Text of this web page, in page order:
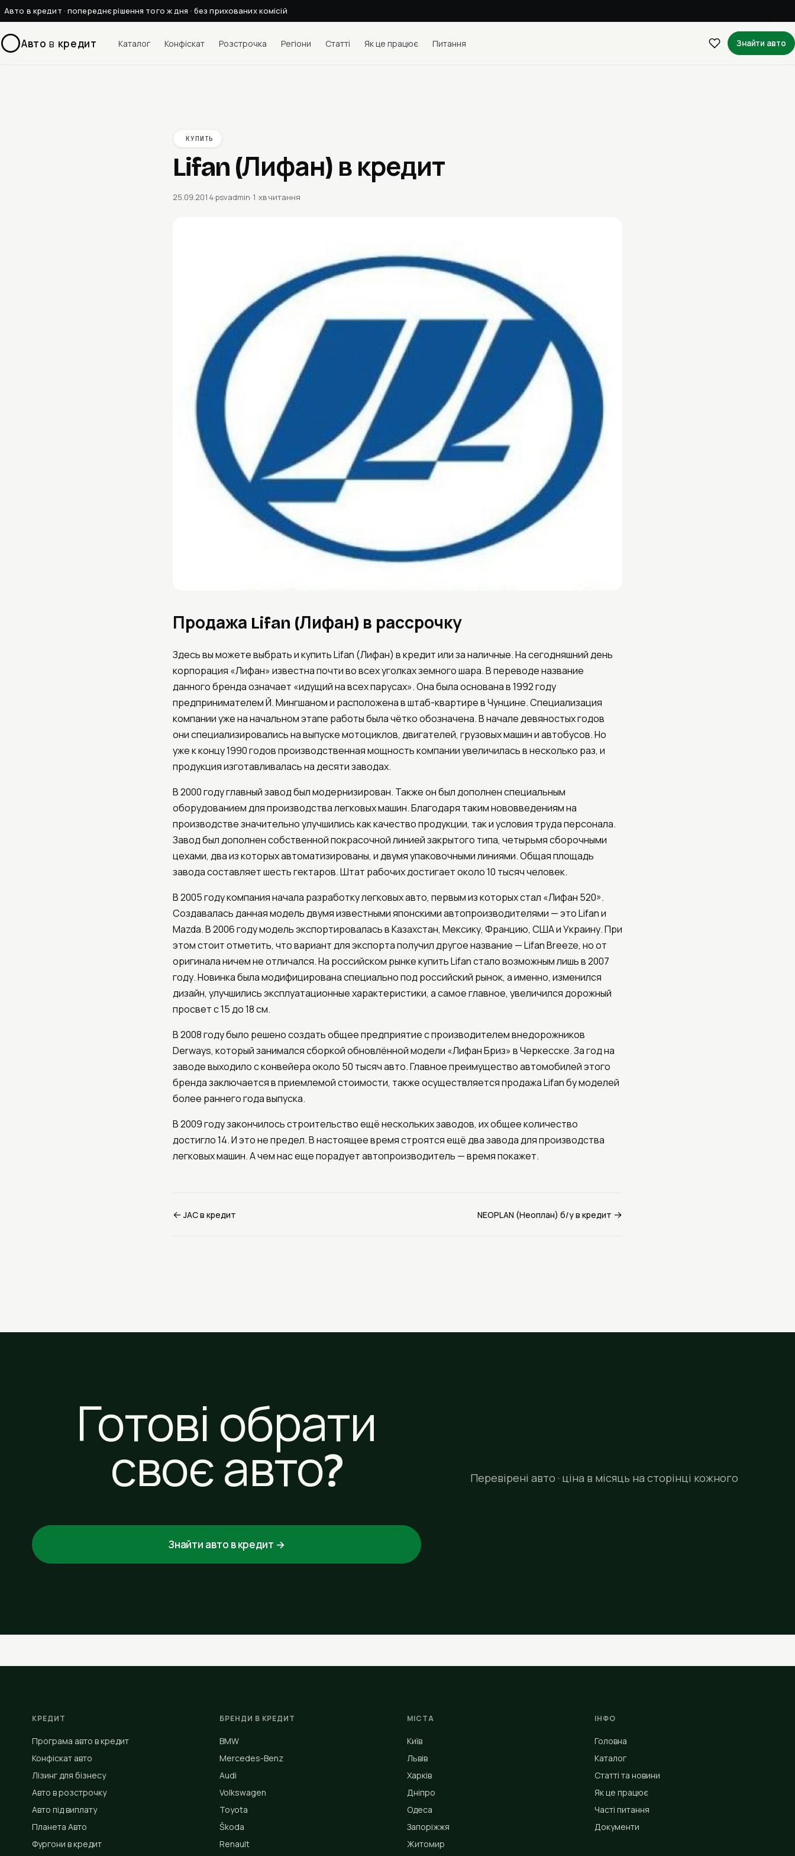
Авто в кредит · попереднє рішення того ж дня · без прихованих комісій
Авто в кредит Каталог Конфіскат Розстрочка Регіони Статті Як це працює Питання Знайти авто
КУПИТЬ
Lifan (Лифан) в кредит
25.09.2014·psvadmin·1 хв читання
Продажа Lifan (Лифан) в рассрочку
Здесь вы можете выбрать и купить Lifan (Лифан) в кредит или за наличные. На сегодняшний день
корпорация «Лифан» известна почти во всех уголках земного шара. В переводе название
данного бренда означает «идущий на всех парусах». Она была основана в 1992 году
предпринимателем Й. Мингшаном и расположена в штаб-квартире в Чунцине. Специализация
компании уже на начальном этапе работы была чётко обозначена. В начале девяностых годов
они специализировались на выпуске мотоциклов, двигателей, грузовых машин и автобусов. Но
уже к концу 1990 годов производственная мощность компании увеличилась в несколько раз, и
продукция изготавливалась на десяти заводах.
В 2000 году главный завод был модернизирован. Также он был дополнен специальным
оборудованием для производства легковых машин. Благодаря таким нововведениям на
производстве значительно улучшились как качество продукции, так и условия труда персонала.
Завод был дополнен собственной покрасочной линией закрытого типа, четырьмя сборочными
цехами, два из которых автоматизированы, и двумя упаковочными линиями. Общая площадь
завода составляет шесть гектаров. Штат рабочих достигает около 10 тысяч человек.
В 2005 году компания начала разработку легковых авто, первым из которых стал «Лифан 520».
Создавалась данная модель двумя известными японскими автопроизводителями — это Lifan и
Mazda. В 2006 году модель экспортировалась в Казахстан, Мексику, Францию, США и Украину. При
этом стоит отметить, что вариант для экспорта получил другое название — Lifan Breeze, но от
оригинала ничем не отличался. На российском рынке купить Lifan стало возможным лишь в 2007
году. Новинка была модифицирована специально под российский рынок, а именно, изменился
дизайн, улучшились эксплуатационные характеристики, а самое главное, увеличился дорожный
просвет с 15 до 18 см.
В 2008 году было решено создать общее предприятие с производителем внедорожников
Derways, который занимался сборкой обновлённой модели «Лифан Бриз» в Черкесске. За год на
заводе выходило с конвейера около 50 тысяч авто. Главное преимущество автомобилей этого
бренда заключается в приемлемой стоимости, также осуществляется продажа Lifan бу моделей
более раннего года выпуска.
В 2009 году закончилось строительство ещё нескольких заводов, их общее количество
достигло 14. И это не предел. В настоящее время строятся ещё два завода для производства
легковых машин. А чем нас еще порадует автопроизводитель — время покажет.
←JAC в кредит NEOPLAN (Неоплан) б/у в кредит →
Готові обрати
своє авто? Перевірені авто · ціна в місяць на сторінці кожного
Знайти авто в кредит →
КРЕДИТ
Програма авто в кредит
Конфіскат авто
Лізинг для бізнесу
Авто в розстрочку
Авто під виплату
Планета Авто
Фургони в кредит
БРЕНДИ В КРЕДИТ
BMW
Mercedes-Benz
Audi
Volkswagen
Toyota
Škoda
Renault
МІСТА
Київ
Львів
Харків
Дніпро
Одеса
Запоріжжя
Житомир
ІНФО
Головна
Каталог
Статті та новини
Як це працює
Часті питання
Документи